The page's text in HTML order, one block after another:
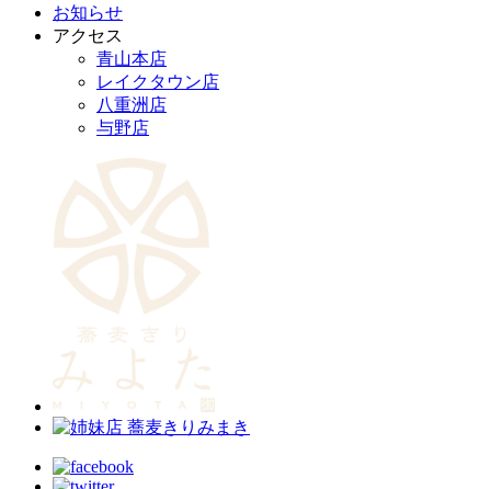
お知らせ
アクセス
青山本店
レイクタウン店
八重洲店
与野店